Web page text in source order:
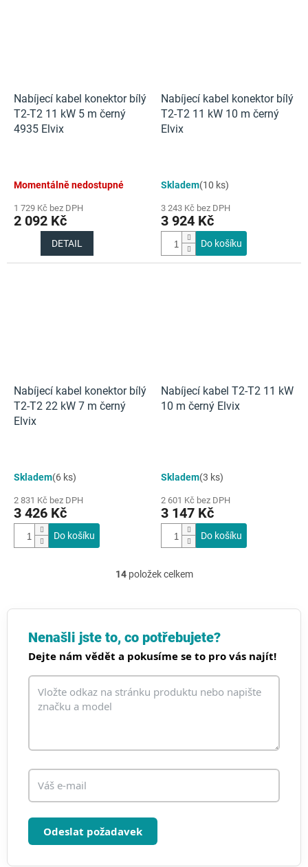
Nabíjecí kabel konektor bílý
T2-T2 11 kW 5 m černý
4935 Elvix
Momentálně nedostupné
1 729 Kč bez DPH
2 092 Kč
DETAIL
Nabíjecí kabel konektor bílý
T2-T2 11 kW 10 m černý
Elvix
Skladem(10 ks)
3 243 Kč bez DPH
3 924 Kč
Do košíku
Nabíjecí kabel konektor bílý
T2-T2 22 kW 7 m černý
Elvix
Skladem(6 ks)
2 831 Kč bez DPH
3 426 Kč
Do košíku
Nabíjecí kabel T2-T2 11 kW
10 m černý Elvix
Skladem(3 ks)
2 601 Kč bez DPH
3 147 Kč
Do košíku
O
l
d
a
c
r
v
s
u
14položek celkem
Nenašli jste to, co potřebujete?
Dejte nám vědět a pokusíme se to pro vás najít!
Odeslat požadavek